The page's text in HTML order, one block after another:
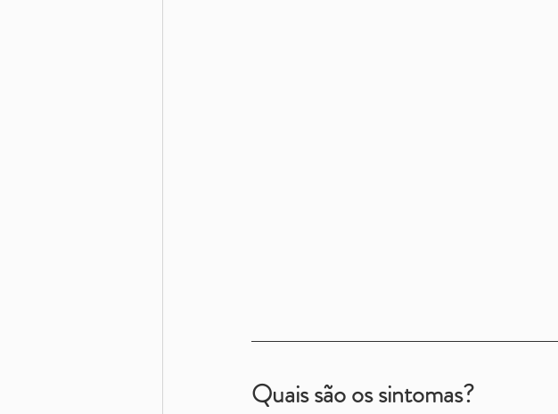
Quais são os sintomas?